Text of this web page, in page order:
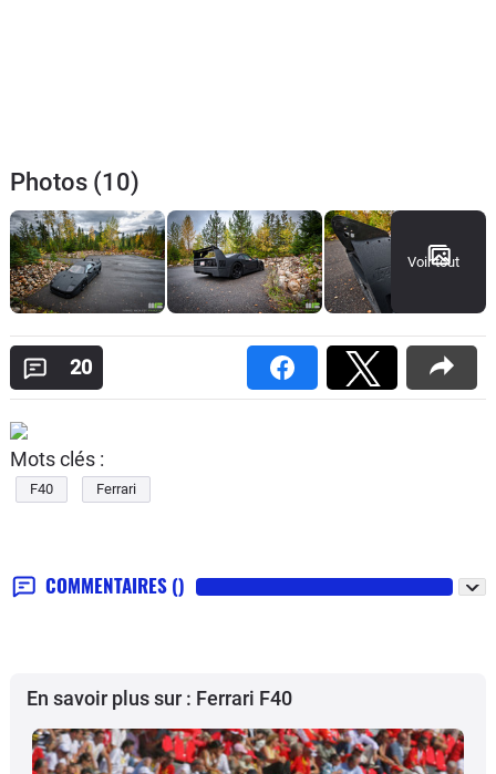
Photos (10)
Voir tout
20
Mots clés :
F40 Ferrari
COMMENTAIRES ()
En savoir plus sur : Ferrari F40